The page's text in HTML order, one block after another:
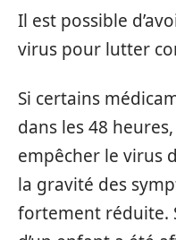
Il est possible
virus pour lutter
Si certains
dans les 48
empêcher le virus
la gravité des
fortement réduite.